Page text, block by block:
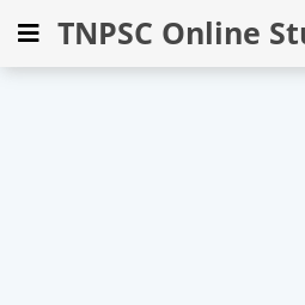
TNPSC Online